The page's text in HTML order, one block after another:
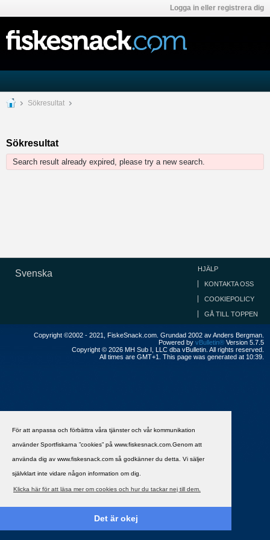
För att anpassa och förbättra våra tjänster och vår kommunikation
använder Sportfiskarna ”cookies” på www.fiskesnack.com.Genom att
använda dig av www.fiskesnack.com så godkänner du detta. Vi säljer
självklart inte vidare någon information om dig.
Klicka här för att läsa mer om cookies och hur du tackar nej till dem.
Det är okej
Logga in eller registrera dig
Sökresultat
Sökresultat
Search result already expired, please try a new search.
Svenska HJÄLP
KONTAKTA OSS
COOKIEPOLICY
GÅ TILL TOPPEN
Copyright ©2002 - 2021, FiskeSnack.com. Grundad 2002 av Anders Bergman.
Powered by vBulletin® Version 5.7.5
Copyright © 2026 MH Sub I, LLC dba vBulletin. All rights reserved.
All times are GMT+1. This page was generated at 10:39.